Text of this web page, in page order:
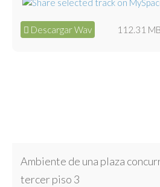
Descargar Wav 112.31 MB
Ambiente de una plaza
tercer piso 3